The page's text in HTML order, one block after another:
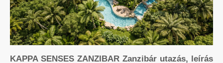
KAPPA SENSES ZANZIBAR Zanzibár utazás, leírás